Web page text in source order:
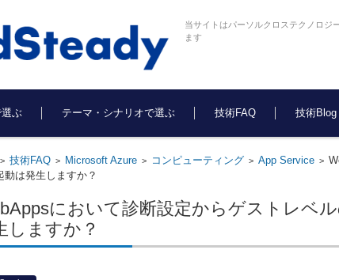
当サイトはパーソルクロステクノロジ
ます
ぶ テーマ・シナリオで選ぶ 技術FAQ 技術Blog
> 技術FAQ> Microsoft Azure> コンピューティング > App Service>
動は発生しますか？
において診断設定からゲストレベ
しますか？